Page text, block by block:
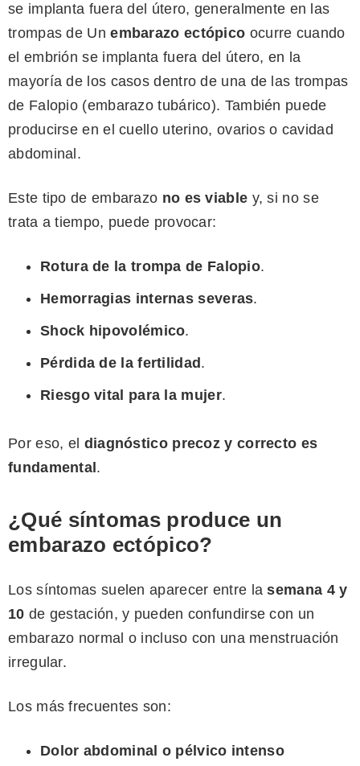
se implanta fuera del útero, generalmente en las
trompas de Unembarazo ectópico ocurre cuando
el embrión se implanta fuera del útero, en la
mayoría de los casos dentro de una de las trompas
de Falopio (embarazo tubárico). También puede
producirse en el cuello uterino, ovarios o cavidad
abdominal.
Este tipo de embarazo no es viable y, si no se
trata a tiempo, puede provocar:
Rotura de la trompa de Falopio.
Hemorragias internas severas.
Shock hipovolémico.
Pérdida de la fertilidad .
Riesgo vital para la mujer.
Por eso, el diagnóstico precoz y correcto es
fundamental .
¿Qué síntomas produce un
embarazo ectópico?
Los síntomas suelen aparecer entre lasemana 4 y
10 de gestación, y pueden confundirse con un
embarazo normal o incluso con una menstruación
irregular.
Los más frecuentes son:
Dolor abdominal o pélvico intenso